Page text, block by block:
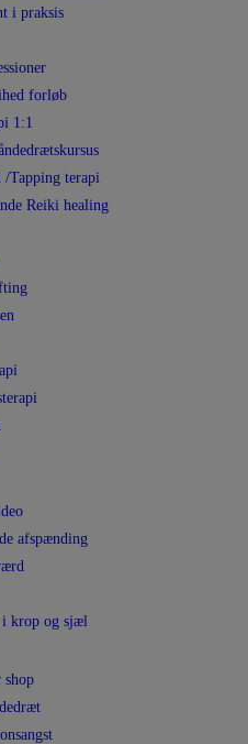
i praksis
forløb
1:1
/Tapping terapi
Reiki healing
afspænding
i krop og sjæl
shop